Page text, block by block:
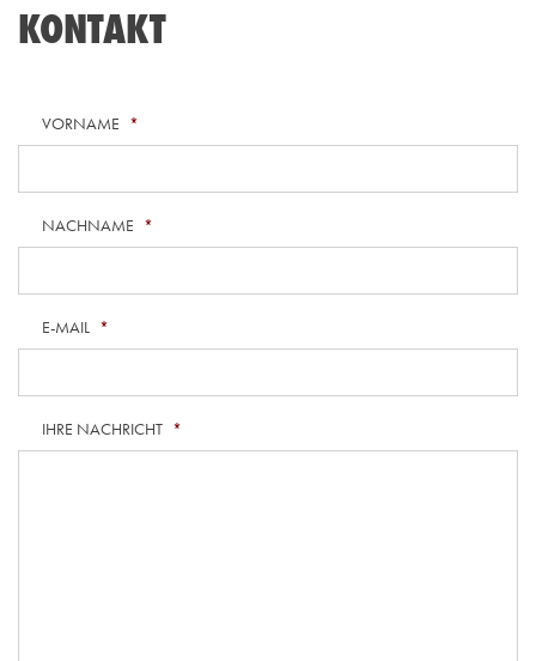
KONTAKT
VORNAME *
NACHNAME *
E-MAIL *
IHRE NACHRICHT *